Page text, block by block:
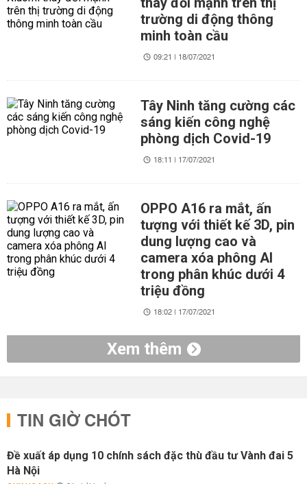
trường di động thông
minh toàn cầu
09:21 | 18/07/2021
Tây Ninh tăng cường các
sáng kiến công nghệ
phòng dịch Covid-19
18:11 | 17/07/2021
OPPO A16 ra mắt, ấn
tượng với thiết kế 3D, pin
dung lượng cao và
camera xóa phông AI
trong phân khúc dưới 4
triệu đồng
18:02 | 17/07/2021
Xem thêm
TIN GIỜ CHÓT
Đề xuất áp dụng 10 chính sách đặc thù đầu tư Vành đai 5
Hà Nội